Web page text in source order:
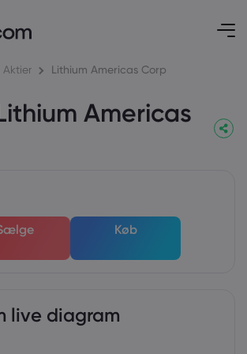
Aktier Lithium Americas Corp
Americas
Køb
live diagram